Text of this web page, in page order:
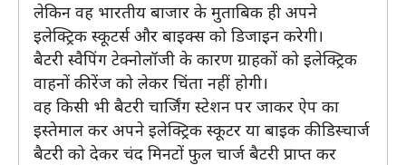
लेकिन वह भारतीय बाजार के मुताबिक ही अपने
इलेक्ट्रिक स्कूटर्स और बाइक्स को डिजाइन करेगी।
बैटरी स्वैपिंग टेक्नोलॉजी के कारण ग्राहकों को इलेक्ट्रिक
वाहनों की रेंज को लेकर चिंता नहीं होगी।
वह किसी भी बैटरी चार्जिंग स्टेशन पर जाकर ऐप का
इस्तेमाल कर अपने इलेक्ट्रिक स्कूटर या बाइक की डिस्चार्ज
बैटरी को देकर चंद मिनटों फुल चार्ज बैटरी प्राप्त कर